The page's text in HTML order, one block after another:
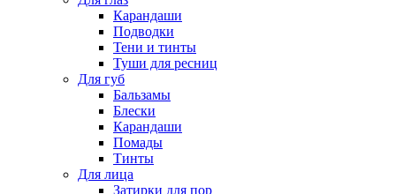
Карандаши
Подводки
Тени и тинты
Туши для ресниц
Для губ
Бальзамы
Блески
Карандаши
Помады
Тинты
Для лица
Затирки для пор